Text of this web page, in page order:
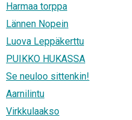
Harmaa torppa
Lännen Nopein
Luova Leppäkerttu
PUIKKO HUKASSA
Se neuloo sittenkin!
Aarnilintu
Virkkulaakso